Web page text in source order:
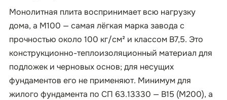
Монолитная плита воспринимает всю нагрузку
дома, а М100 — самая лёгкая марка завода с
прочностью около 100 кг/см² и классом B7,5. Это
конструкционно-теплоизоляционный материал для
подложек и черновых основ; для несущих
фундаментов его не применяют. Минимум для
жилого фундамента по СП 63.13330 — B15 (М200), а